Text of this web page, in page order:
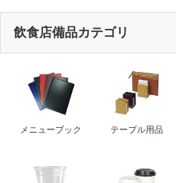
飲食店備品カテゴリ
メニューブック テーブル用品